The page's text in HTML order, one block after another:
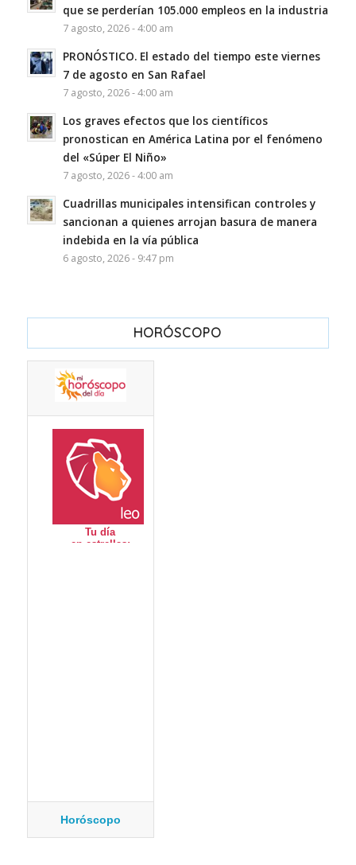
que se perderían 105.000 empleos en la industria
7 agosto, 2026 - 4:00 am
PRONÓSTICO. El estado del tiempo este viernes
7 de agosto en San Rafael
7 agosto, 2026 - 4:00 am
Los graves efectos que los científicos
pronostican en América Latina por el fenómeno
del «Súper El Niño»
7 agosto, 2026 - 4:00 am
Cuadrillas municipales intensifican controles y
sancionan a quienes arrojan basura de manera
indebida en la vía pública
6 agosto, 2026 - 9:47 pm
HORÓSCOPO
Horóscopo